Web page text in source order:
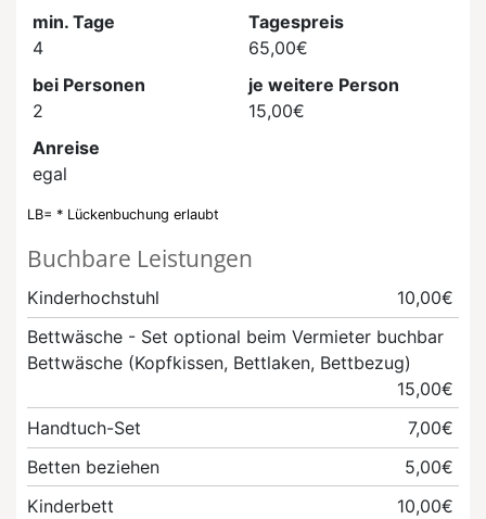
min. Tage
4
Tagespreis
65,00€
bei Personen
2
je weitere Person
15,00€
Anreise
egal
LB= * Lückenbuchung erlaubt
Buchbare Leistungen
Kinderhochstuhl
10,00€
Bettwäsche - Set optional beim Vermieter buchbar
Bettwäsche (Kopfkissen, Bettlaken, Bettbezug)
15,00€
Handtuch-Set
7,00€
Betten beziehen
5,00€
Kinderbett
10,00€